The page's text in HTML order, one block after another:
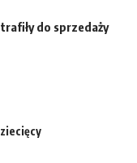
do sprzedaży